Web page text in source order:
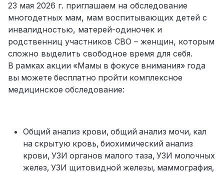
23 мая 2026 г. приглашаем на обследование
многодетных мам, мам воспитывающих детей с
инвалидностью, матерей-одиночек и
родственниц участников СВО – женщин, которым
сложно выделить свободное время для себя.
В рамках акции «Мамы в фокусе внимания» года
вы можете бесплатно пройти комплексное
медицинское обследование:
Общий анализ крови, общий анализ мочи, кал
на скрытую кровь, биохимический анализ
крови, УЗИ органов малого таза, УЗИ молочных
желез, УЗИ щитовидной железы, маммография,